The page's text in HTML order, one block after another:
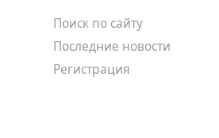
Поиск по сайту
Последние новости
Регистрация